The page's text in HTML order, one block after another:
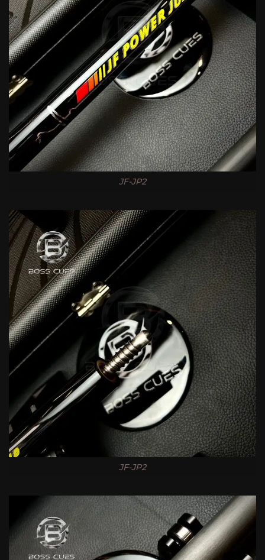
JF-JP2
JF-JP2